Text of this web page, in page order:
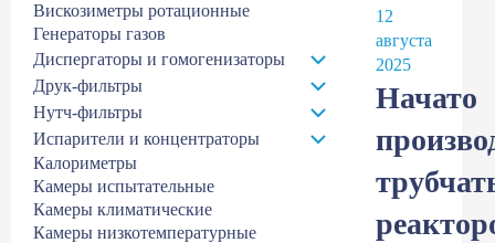
Вискозиметры ротационные
Генераторы газов
Диспергаторы и гомогенизаторы
Друк-фильтры
Нутч-фильтры
Испарители и концентраторы
Калориметры
Камеры испытательные
Камеры климатические
Камеры низкотемпературные
12
августа
2025
Начато